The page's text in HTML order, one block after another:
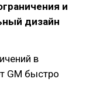
и
дизайн
в
GM быстро